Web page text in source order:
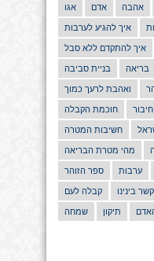
אגו אדם אהבה
איך להגיע לערבות
איך להתקדם ללא סבל
בניית סביבה בריאה
ואהבת לרעך כמוך
חוכמת הקבלה חיבור
חשיבות המטרה
מהי מטרת הבריאה
ספר הזוהר ערבות
קבלה לעם קשר בינינו
שמחה תיקון